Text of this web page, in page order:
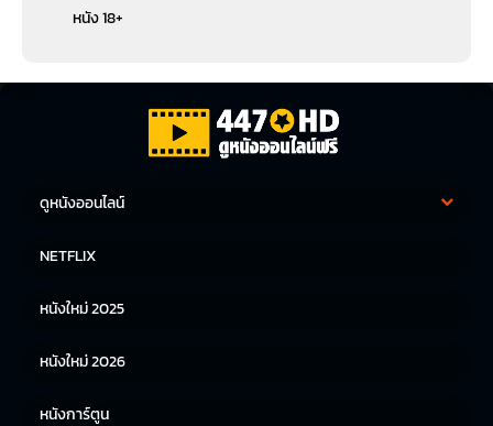
หนัง 18+
ดูหนังออนไลน์
หนังญี่ปุ่น
NETFLIX
หนังใหม่ 2025
หนังใหม่ 2026
หนังการ์ตูน